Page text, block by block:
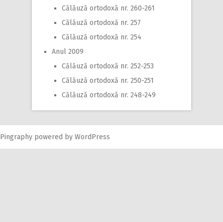
Călăuză ortodoxă nr. 260-261
Călăuză ortodoxă nr. 257
Călăuză ortodoxă nr. 254
Anul 2009
Călăuză ortodoxă nr. 252-253
Călăuză ortodoxă nr. 250-251
Călăuză ortodoxă nr. 248-249
Pingraphy powered by WordPress